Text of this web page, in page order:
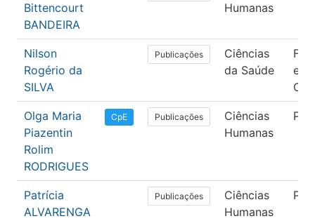
Bittencourt
BANDEIRA
Humanas
Nilson
Rogério da
SILVA
Publicações
Ciências
da Saúde
e
Olga Maria
Piazentin
Rolim
RODRIGUES
CpE Publicações
Ciências
Humanas
Patrícia
ALVARENGA
Publicações
Ciências
Humanas